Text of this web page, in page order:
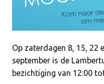
Op zaterdagen 8, 15, 22
september is de
bezichtiging van 12:00